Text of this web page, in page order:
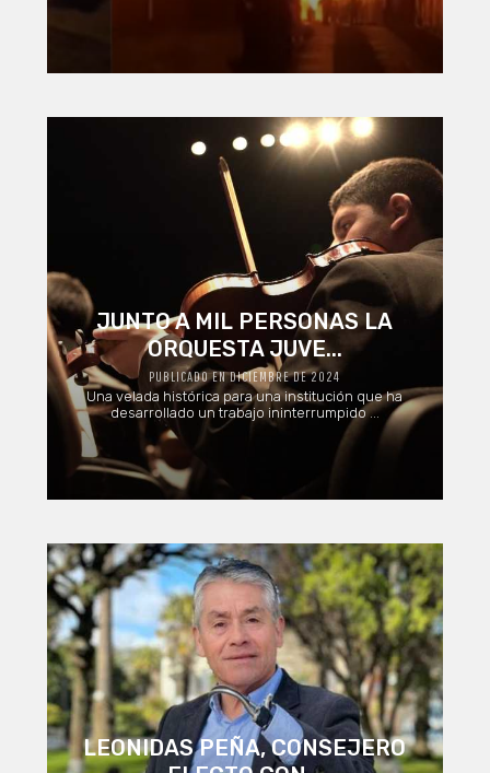
JUNTO A MIL PERSONAS LA
ORQUESTA JUVE...
PUBLICADO EN DICIEMBRE DE 2024
Una velada histórica para una institución que ha
desarrollado un trabajo ininterrumpido ...
LEONIDAS PEÑA, CONSEJERO